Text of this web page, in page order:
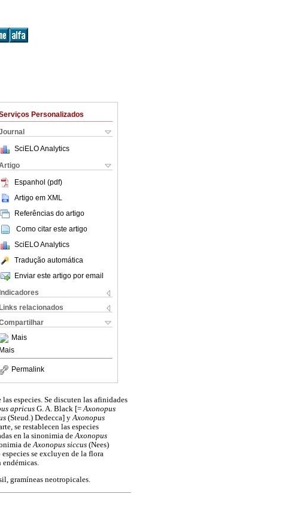
Personalizados
SciELO Analytics
Espanhol (pdf)
Artigo em XML
Referências do artigo
Como citar este artigo
SciELO Analytics
Tradução automática
Enviar este artigo por email
Indicadores
Links relacionados
Mais
Mais
Permalink
especies. Se discuten las afinidades
apricus G. A. Black [=Axonopus
(Steud.) Dedecca] yAxonopus
se restablecen las especies
en la sinonimia deAxonopus
deAxonopus siccus (Nees)
se excluyen de la flora
endémicas.
gramíneas neotropicales.